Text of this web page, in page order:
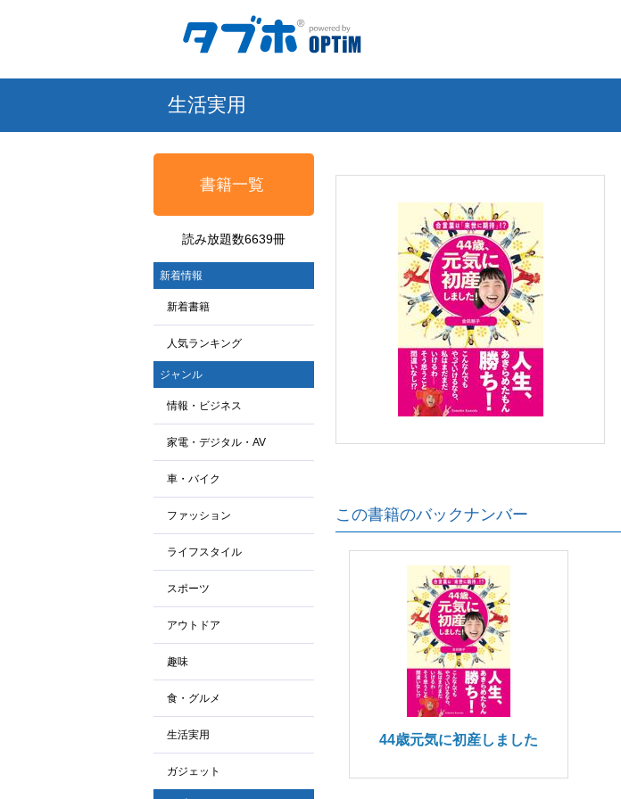
生活実用
書籍一覧
読み放題数6639冊
新着情報
新着書籍
人気ランキング
ジャンル
情報・ビジネス
家電・デジタル・AV
車・バイク
ファッション
ライフスタイル
スポーツ
アウトドア
趣味
食・グルメ
生活実用
ガジェット
この書籍のバックナンバー
44歳元気に初産しました